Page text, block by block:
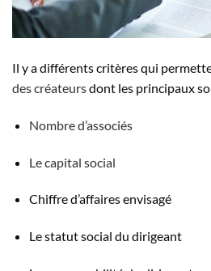
Il y a différents critères qui
des créateursdont les principaux
Nombre d’associés
Le capital social
Chiffre d’affaires envisagé
Le statut social du dirigeant